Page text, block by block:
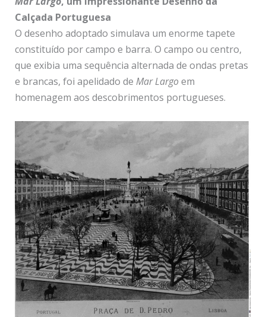
Calçada Portuguesa
O desenho adoptado simulava um enorme tapete
constituído por campo e barra. O campo ou centro,
que exibia uma sequência alternada de ondas pretas
e brancas, foi apelidado de Mar Largoem
homenagem aos descobrimentos portugueses.